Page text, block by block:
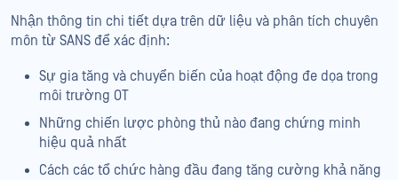
Nhận thông tin chi tiết dựa trên dữ liệu và phân tích chuyên
môn từ SANS để xác định:
Sự gia tăng và chuyển biến của hoạt động đe dọa trong
môi trường OT
Những chiến lược phòng thủ nào đang chứng minh
hiệu quả nhất
Cách các tổ chức hàng đầu đang tăng cường khả năng